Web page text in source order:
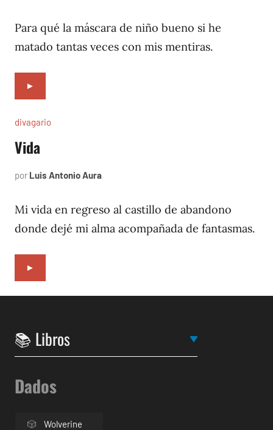
1996
Para qué la máscara de niño bueno si he
matado tantas veces con mis mentiras.
►
divagario
Vida
por Luis Antonio Aura
1996
Mi vida en regreso al castillo de abandono
donde dejé mi alma acompañada de fantasmas.
►
Dados
Wolverine